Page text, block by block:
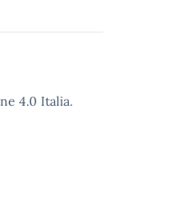
4.0 Italia.